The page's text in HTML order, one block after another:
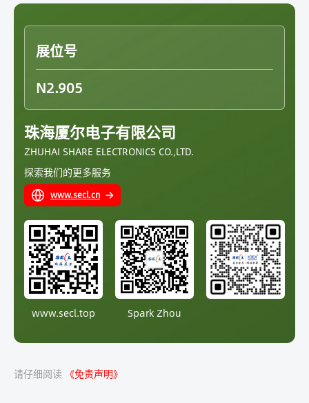
汽车电子：车载充电机（OBC）、电池管理系统（BMS）。
医疗设备：高隔离要求的医用电源。
功率范围：5VA～50kVA
输入/输出电压：定制化设计（如12V/24V/220V等）
封装材料：环氧树脂/聚氨酯（可选）
小体积。
高效率：低损耗磁芯（如铁氧体、纳米晶）和优化绕组设
高绝缘性：符合安规标准（如UL/IEC 60950），耐压可达
3kV以上。
低EMI设计：采用屏蔽绕组或分层绕制技术，减少电磁干
扰。
多样化结构：可设计为EE、EF、PQ等磁芯类型，满足不同
功率需求。
典型应用：
消费电子：手机充电器、适配器、LED驱动电源。
展位号
N2.905
珠海厦尔电子有限公司
ZHUHAI SHARE ELECTRONICS CO.,LTD.
探索我们的更多服务
www.secl.cn
www.secl.top Spark Zhou
请仔细阅读 《免责声明》